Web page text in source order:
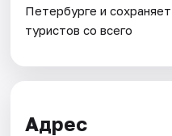
Петербурге и
туристов со всего
Адрес